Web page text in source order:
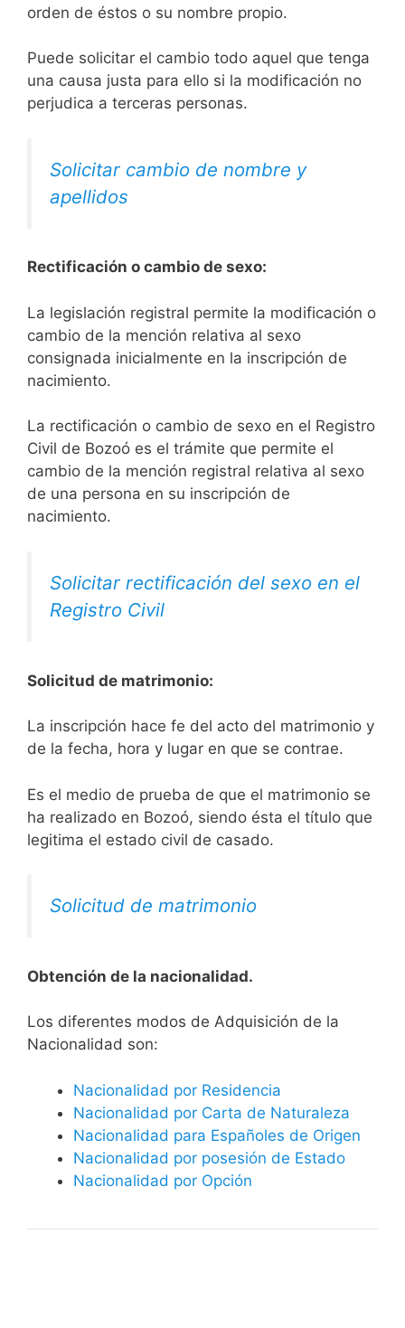
orden de éstos o su nombre propio.
Puede solicitar el cambio todo aquel que tenga
una causa justa para ello si la modificación no
perjudica a terceras personas.
Solicitar cambio de nombre y
apellidos
Rectificación o cambio de sexo:
La legislación registral permite la modificación o
cambio de la mención relativa al sexo
consignada inicialmente en la inscripción de
nacimiento.
La rectificación o cambio de sexo en el Registro
Civil de Bozoó es el trámite que permite el
cambio de la mención registral relativa al sexo
de una persona en su inscripción de
nacimiento.
Solicitar rectificación del sexo en el
Registro Civil
Solicitud de matrimonio:
La inscripción hace fe del acto del matrimonio y
de la fecha, hora y lugar en que se contrae.
Es el medio de prueba de que el matrimonio se
ha realizado en Bozoó, siendo ésta el título que
legitima el estado civil de casado.
Solicitud de matrimonio
Obtención de la nacionalidad.
​​​Los diferentes modos de Adquisición de la
Nacionalidad son:
Nacionalidad por Residencia
Nacionalidad por Carta de Naturaleza
Nacionalidad para Españoles de Origen
Nacionalidad por posesión de Estado
Nacionalidad por Opción